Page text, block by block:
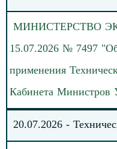
МИНИСТЕРСТВО
15.07.2026 № 7497
применения
Кабинета Министров
20.07.2026 -